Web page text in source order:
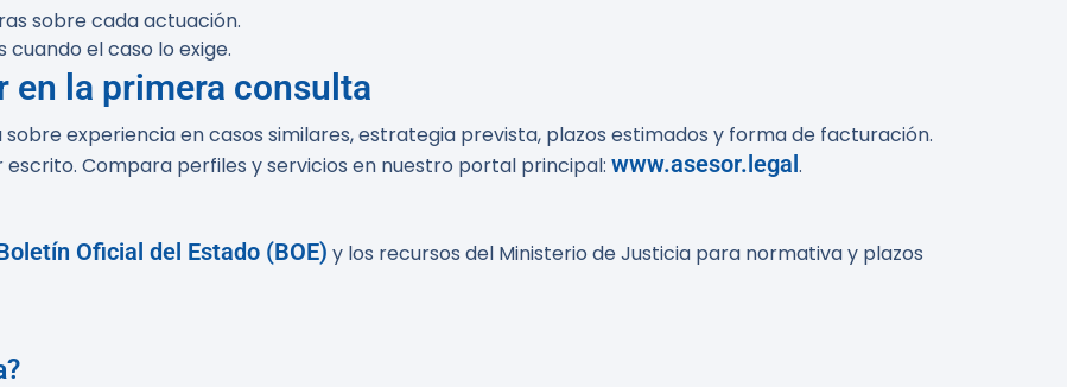
sobre cada actuación.
el caso lo exige.
en la primera consulta
experiencia en casos similares, estrategia prevista, plazos estimados y forma de facturación.
Compara perfiles y servicios en nuestro portal principal: www.asesor.legal.
Oficial del Estado (BOE) y los recursos del Ministerio de Justicia para normativa y plazos